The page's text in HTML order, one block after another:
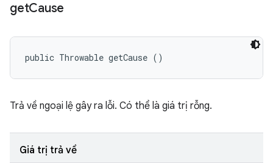
getCause
public Throwable getCause ()
Trả về ngoại lệ gây ra lỗi. Có thể là giá trị rỗng.
Giá trị trả về